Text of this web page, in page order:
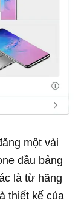
một vài
đầu bảng
là từ hãng
thiết kế của